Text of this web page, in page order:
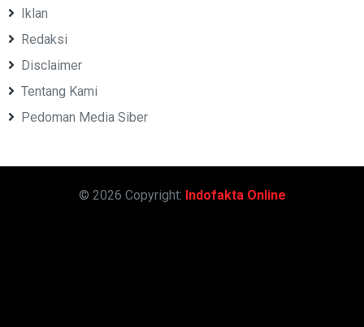
Iklan
Redaksi
Disclaimer
Tentang Kami
Pedoman Media Siber
© 2026 Copyright: Indofakta Online